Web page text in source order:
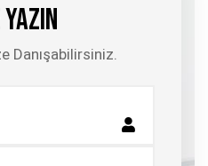
Danışabilirsiniz.